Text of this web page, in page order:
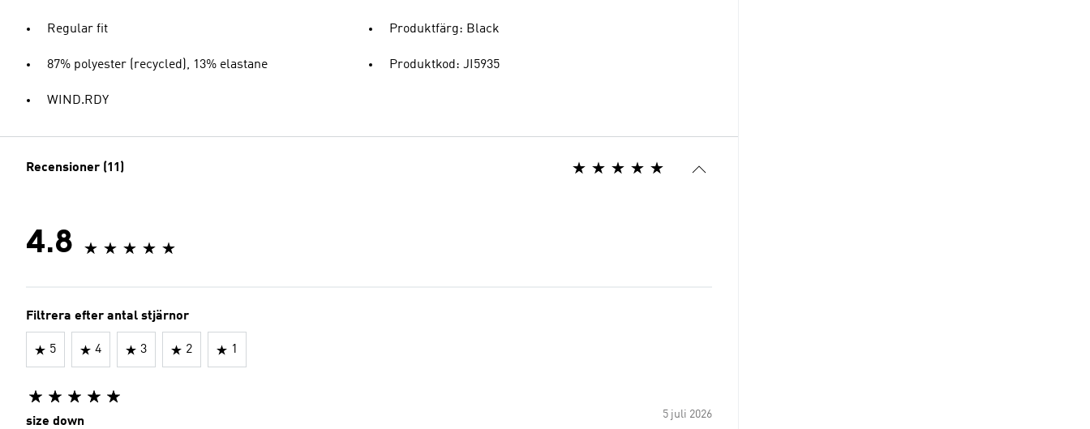
Regular fit
87% polyester (recycled), 13% elastane
WIND.RDY
Produktfärg: Black
Produktkod: JI5935
Recensioner (11)
4.8
Filtrera efter antal stjärnor
5 4 3 2 1
5 juli 2026
size down